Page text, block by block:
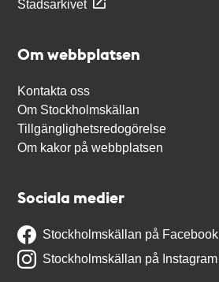
Stadsarkivet
Om webbplatsen
Kontakta oss
Om Stockholmskällan
Tillgänglighetsredogörelse
Om kakor på webbplatsen
Sociala medier
Stockholmskällan på Facebook
Stockholmskällan på Instagram